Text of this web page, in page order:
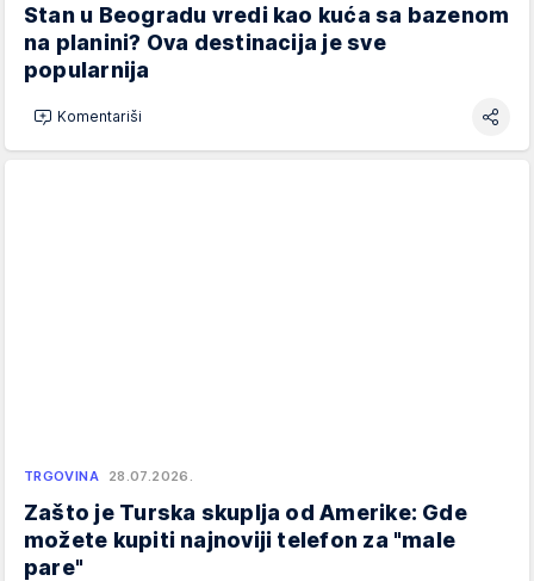
Stan u Beogradu vredi kao kuća sa bazenom
na planini? Ova destinacija je sve
popularnija
Komentariši
TRGOVINA 28.07.2026.
Zašto je Turska skuplja od Amerike: Gde
možete kupiti najnoviji telefon za "male
pare"